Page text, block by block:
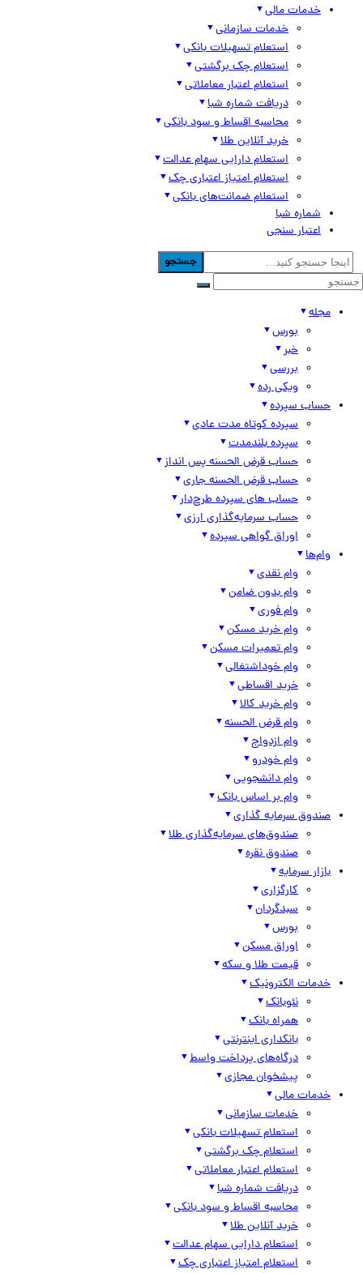
خدمات مالی
خدمات سازمانی
استعلام تسهیلات بانکی
استعلام چک برگشتی
استعلام اعتبار معاملاتی
دریافت شماره شبا
محاسبه اقساط و سود بانکی
خرید آنلاین طلا
استعلام دارایی سهام عدالت
استعلام امتیاز اعتباری چک
استعلام ضمانت‌های بانکی
شماره شبا
اعتبار سنجی
جستجو
مجله
بورس
خبر
بررسی
ویکی رده
حساب سپرده
سپرده کوتاه مدت عادی
سپرده بلندمدت
حساب قرض الحسنه پس انداز
حساب قرض الحسنه جاری
حساب های سپرده طرح‌دار
حساب سرمایه‌گذاری ارزی
اوراق گواهی سپرده
وام‌ها
وام نقدی
وام بدون ضامن
وام فوری
وام خرید مسکن
وام تعمیرات مسکن
وام خوداشتغالی
خرید اقساطی
وام خرید کالا
وام قرض الحسنه
وام ازدواج
وام خودرو
وام دانشجویی
وام بر اساس بانک
صندوق سرمایه گذاری
صندوق‌های سرمایه‌گذاری طلا
صندوق نقره
بازار سرمایه
کارگزاری
سبدگردان
بورس
اوراق مسکن
قیمت طلا و سکه
خدمات الکترونیک
نئوبانک
همراه بانک
بانکداری اینترنتی
درگاه‌های پرداخت واسط
پیشخوان مجازی
خدمات مالی
خدمات سازمانی
استعلام تسهیلات بانکی
استعلام چک برگشتی
استعلام اعتبار معاملاتی
دریافت شماره شبا
محاسبه اقساط و سود بانکی
خرید آنلاین طلا
استعلام دارایی سهام عدالت
استعلام امتیاز اعتباری چک